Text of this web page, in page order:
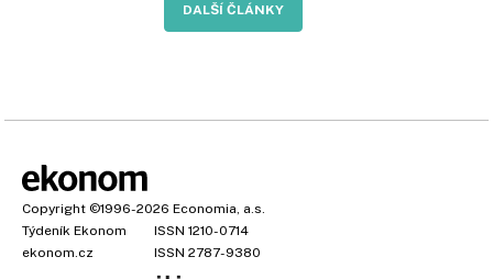
DALŠÍ ČLÁNKY
Copyright ©1996-2026 Economia, a.s.
Týdeník Ekonom
ISSN 1210-0714
ekonom.cz
ISSN 2787-9380